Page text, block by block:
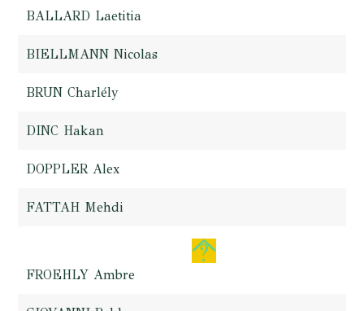
BALLARD Laetitia
BIELLMANN Nicolas
BRUN Charlély
DINC Hakan
DOPPLER Alex
FATTAH Mehdi
FROEHLY Ambre